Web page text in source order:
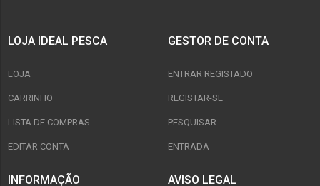
LOJA IDEAL PESCA
LOJA
CARRINHO
LISTA DE COMPRAS
EDITAR CONTA
GESTOR DE CONTA
ENTRAR REGISTADO
REGISTAR-SE
PESQUISAR
ENTRADA
INFORMAÇÃO AVISO LEGAL